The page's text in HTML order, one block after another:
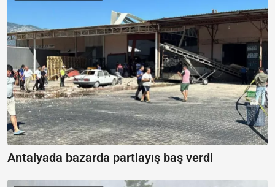
Antalyada bazarda partlayış baş verdi